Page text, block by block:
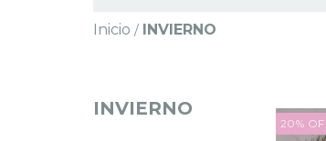
Inicio / INVIERNO
INVIERNO
20%